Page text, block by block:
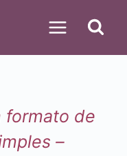
formato de
–